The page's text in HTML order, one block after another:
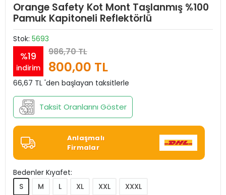
Orange Safety Kot Mont Taşlanmış %100
Pamuk Kapitoneli Reflektörlü
Stok: 5693
%19
indirim
986,70 TL
800,00 TL
66,67 TL 'den başlayan taksitlerle
Taksit Oranlarını Göster
Anlaşmalı
Firmalar
Bedenler Kıyafet:
S
M L XL XXL XXXL